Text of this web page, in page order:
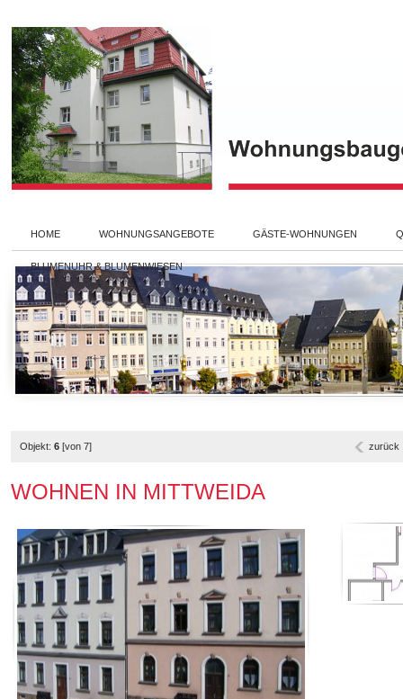
HOME WOHNUNGSANGEBOTE GÄSTE-WOHNUNGEN
BLUMENUHR & BLUMENWIESEN
Objekt: 6 [von 7] zurück
WOHNEN IN MITTWEIDA